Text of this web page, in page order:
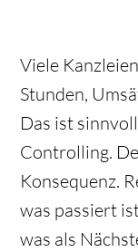
Viele
Stunden,
Das ist
Controlling.
Konsequenz.
was passiert
was als